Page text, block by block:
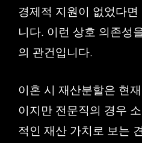
경제적 지원이 없었다
니다. 이런 상호 의존성
의 관건입니다.
이혼 시 재산분할은 현
이지만 전문직의 경우
적인 재산 가치로 보는